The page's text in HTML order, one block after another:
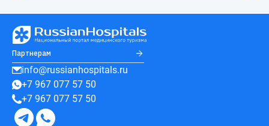
Партнерам
info@russianhospitals.ru
+7 967 077 57 50
+7 967 077 57 50